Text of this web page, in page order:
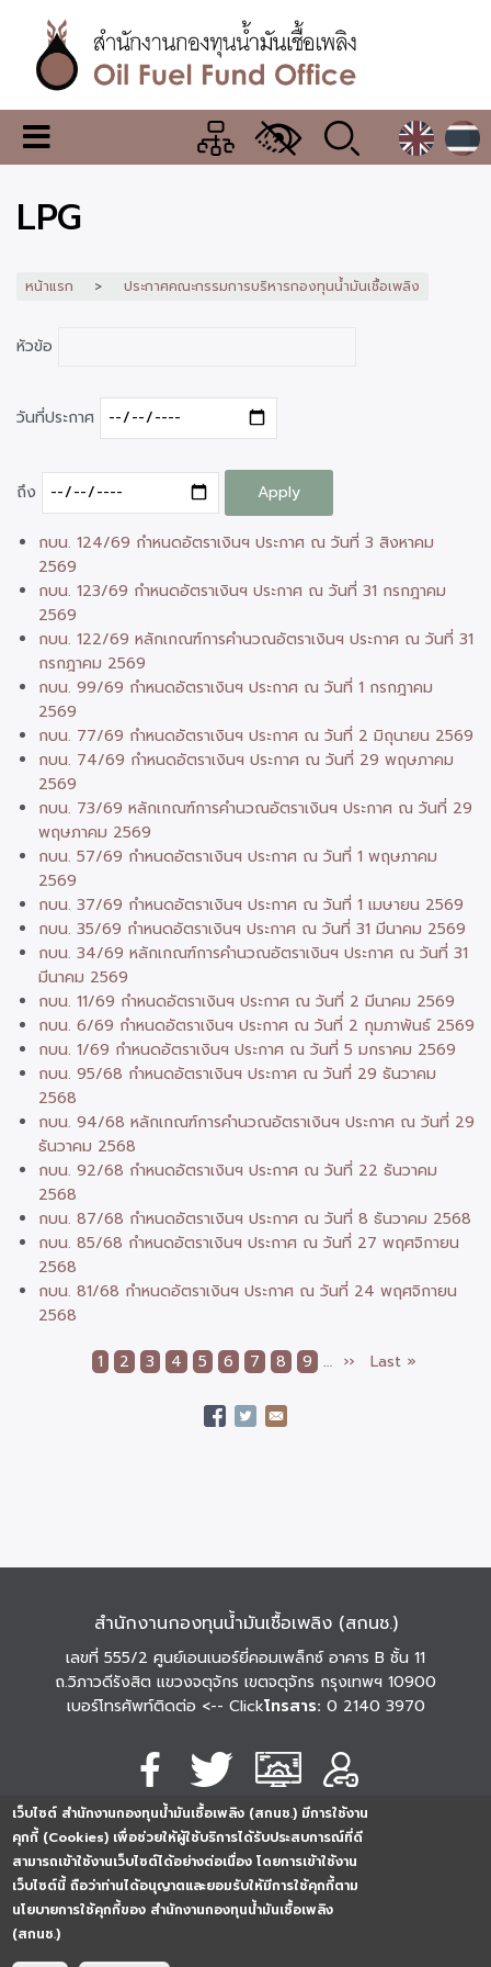
เว็บไซต์ สำนักงานกองทุนน้ำมันเชื้อเพลิง (สกนช.) มีการใช้งาน
คุกกี้ (Cookies) เพื่อช่วยให้ผู้ใช้บริการได้รับประสบการณ์ที่ดี
สามารถเข้าใช้งานเว็บไซต์ได้อย่างต่อเนื่อง โดยการเข้าใช้งาน
เว็บไซต์นี้ ถือว่าท่านได้อนุญาตและยอมรับให้มีการใช้คุกกี้ตาม
นโยบายการใช้คุกกี้ของ สำนักงานกองทุนน้ำมันเชื้อเพลิง
(สกนช.)
เนื้อหา
หลักสำนักงาน
กองทุน
น้ำมัน
เพลิง
เมนู
เปลี่ยน
LPG
หน้าแรก ประกาศคณะกรรมการบริหารกองทุนน้ำมันเชื้อเพลิง
หัวข้อ
วันที่ประกาศ
ถึง
กบน. 124/69 กำหนดอัตราเงินฯ ประกาศ ณ วันที่ 3 สิงหาคม
2569
กบน. 123/69 กำหนดอัตราเงินฯ ประกาศ ณ วันที่ 31 กรกฎาคม
2569
กบน. 122/69 หลักเกณฑ์การคำนวณอัตราเงินฯ ประกาศ ณ วันที่ 31
กรกฎาคม 2569
กบน. 99/69 กำหนดอัตราเงินฯ ประกาศ ณ วันที่ 1 กรกฎาคม
2569
กบน. 77/69 กำหนดอัตราเงินฯ ประกาศ ณ วันที่ 2 มิถุนายน 2569
กบน. 74/69 กำหนดอัตราเงินฯ ประกาศ ณ วันที่ 29 พฤษภาคม
2569
กบน. 73/69 หลักเกณฑ์การคำนวณอัตราเงินฯ ประกาศ ณ วันที่ 29
พฤษภาคม 2569
กบน. 57/69 กำหนดอัตราเงินฯ ประกาศ ณ วันที่ 1 พฤษภาคม
2569
กบน. 37/69 กำหนดอัตราเงินฯ ประกาศ ณ วันที่ 1 เมษายน 2569
กบน. 35/69 กำหนดอัตราเงินฯ ประกาศ ณ วันที่ 31 มีนาคม 2569
กบน. 34/69 หลักเกณฑ์การคำนวณอัตราเงินฯ ประกาศ ณ วันที่ 31
มีนาคม 2569
กบน. 11/69 กำหนดอัตราเงินฯ ประกาศ ณ วันที่ 2 มีนาคม 2569
กบน. 6/69 กำหนดอัตราเงินฯ ประกาศ ณ วันที่ 2 กุมภาพันธ์ 2569
กบน. 1/69 กำหนดอัตราเงินฯ ประกาศ ณ วันที่ 5 มกราคม 2569
กบน. 95/68 กำหนดอัตราเงินฯ ประกาศ ณ วันที่ 29 ธันวาคม
2568
กบน. 94/68 หลักเกณฑ์การคำนวณอัตราเงินฯ ประกาศ ณ วันที่ 29
ธันวาคม 2568
กบน. 92/68 กำหนดอัตราเงินฯ ประกาศ ณ วันที่ 22 ธันวาคม
2568
กบน. 87/68 กำหนดอัตราเงินฯ ประกาศ ณ วันที่ 8 ธันวาคม 2568
กบน. 85/68 กำหนดอัตราเงินฯ ประกาศ ณ วันที่ 27 พฤศจิกายน
2568
กบน. 81/68 กำหนดอัตราเงินฯ ประกาศ ณ วันที่ 24 พฤศจิกายน
2568
Pagination
Current
1 Page
2 Page
3 Page
4 Page
5 Page
6 Page
7 Page
8 Page
9 … Next
››
Last
Last »
สำนักงานกองทุนน้ำมันเชื้อเพลิง (สกนช.)
เลขที่ 555/2 ศูนย์เอนเนอร์ยี่คอมเพล็กซ์ อาคาร B ชั้น 11
ถ.วิภาวดีรังสิต แขวงจตุจักร เขตจตุจักร กรุงเทพฯ 10900
เบอร์โทรศัพท์ติดต่อ <-- Clickโทรสาร: 0 2140 3970
นโยบายการคุ้มครอง
ข้อมูลส่วนบุคคล
นโยบายการรักษาความ
มั่นคงปลอดภัย
Analytics
254296
ครั้ง
0 2 5 4 2 9 6